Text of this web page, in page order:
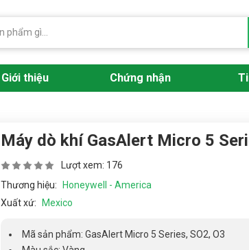
Giới thiệu Chứng nhận
Máy dò khí GasAlert Micro 5
Lượt xem: 176
Thương hiệu:
Honeywell - America
Xuất xứ:
Mexico
Mã sản phẩm: GasAlert Micro 5 Series, SO2, O3